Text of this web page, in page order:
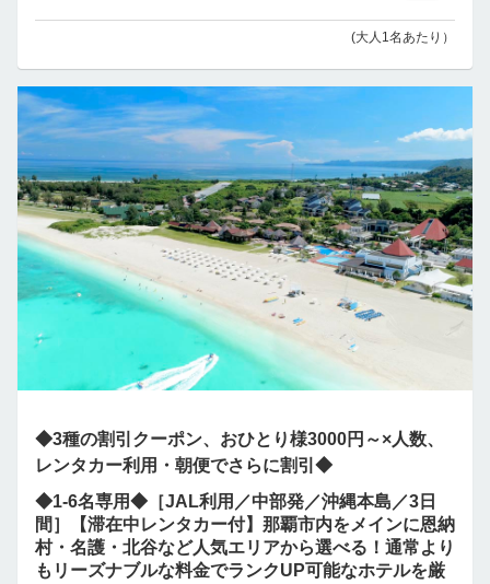
(大人1名あたり）
◆3種の割引クーポン、おひとり様3000円～×人数、
レンタカー利用・朝便でさらに割引◆
◆1-6名専用◆［JAL利用／中部発／沖縄本島／3日
間］【滞在中レンタカー付】那覇市内をメインに恩納
村・名護・北谷など人気エリアから選べる！通常より
もリーズナブルな料金でランクUP可能なホテルを厳